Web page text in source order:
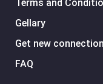
Terms and
Gellary
Get new connection
FAQ